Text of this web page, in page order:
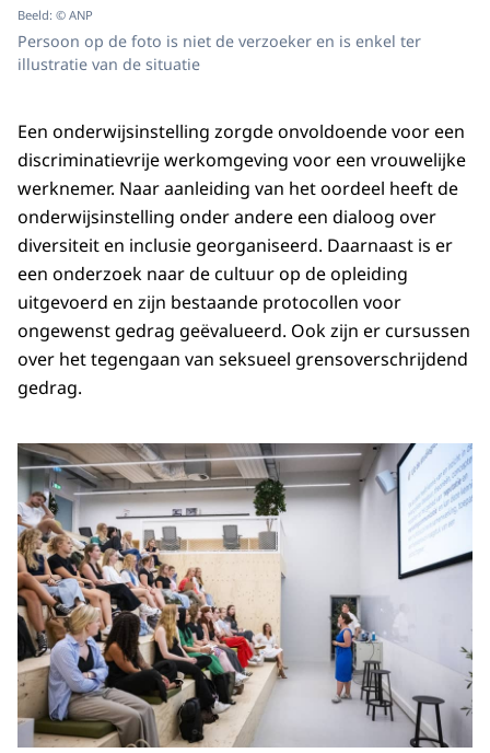
Beeld: © ANP
Persoon op de foto is niet de verzoeker en is enkel ter
illustratie van de situatie
Een onderwijsinstelling zorgde onvoldoende voor een
discriminatievrije werkomgeving voor een vrouwelijke
werknemer. Naar aanleiding van het oordeel heeft de
onderwijsinstelling onder andere een dialoog over
diversiteit en inclusie georganiseerd. Daarnaast is er
een onderzoek naar de cultuur op de opleiding
uitgevoerd en zijn bestaande protocollen voor
ongewenst gedrag geëvalueerd. Ook zijn er cursussen
over het tegengaan van seksueel grensoverschrijdend
gedrag.